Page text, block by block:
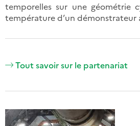
temporelles sur une géométrie
température d’un démonstrateur
Tout savoir sur le partenariat